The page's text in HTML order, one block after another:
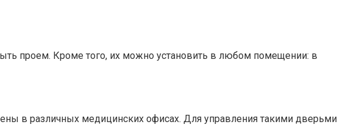
проем. Кроме того, их можно установить в любом помещении: в
в различных медицинских офисах. Для управления такими дверьми